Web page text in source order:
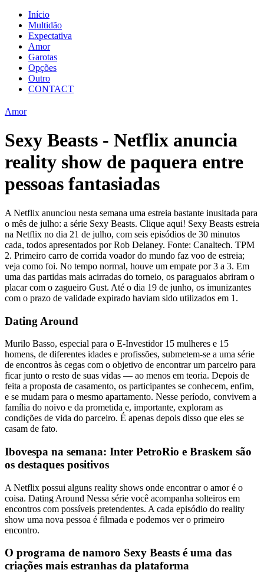
Início
Multidão
Expectativa
Amor
Garotas
Opções
Outro
CONTACT
Amor
Sexy Beasts - Netflix anuncia
reality show de paquera entre
pessoas fantasiadas
A Netflix anunciou nesta semana uma estreia bastante inusitada para
o mês de julho: a série Sexy Beasts. Clique aqui! Sexy Beasts estreia
na Netflix no dia 21 de julho, com seis episódios de 30 minutos
cada, todos apresentados por Rob Delaney. Fonte: Canaltech. TPM
2. Primeiro carro de corrida voador do mundo faz voo de estreia;
veja como foi. No tempo normal, houve um empate por 3 a 3. Em
uma das partidas mais acirradas do torneio, os paraguaios abriram o
placar com o zagueiro Gust. Até o dia 19 de junho, os imunizantes
com o prazo de validade expirado haviam sido utilizados em 1.
Dating Around
Murilo Basso, especial para o E-Investidor 15 mulheres e 15
homens, de diferentes idades e profissões, submetem-se a uma série
de encontros às cegas com o objetivo de encontrar um parceiro para
ficar junto o resto de suas vidas — ao menos em teoria. Depois de
feita a proposta de casamento, os participantes se conhecem, enfim,
e se mudam para o mesmo apartamento. Nesse período, convivem a
família do noivo e da prometida e, importante, exploram as
condições de vida do parceiro. É apenas depois disso que eles se
casam de fato.
Ibovespa na semana: Inter PetroRio e Braskem são
os destaques positivos
A Netflix possui alguns reality shows onde encontrar o amor é o
coisa. Dating Around Nessa série você acompanha solteiros em
encontros com possíveis pretendentes. A cada episódio do reality
show uma nova pessoa é filmada e podemos ver o primeiro
encontro.
O programa de namoro Sexy Beasts é uma das
criações mais estranhas da plataforma